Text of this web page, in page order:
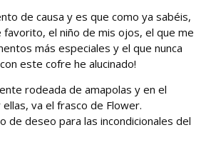
de causa y es que como ya sabéis,
el niño de mis ojos, el que me
más especiales y el que nunca
este cofre he alucinado!
rodeada de amapolas y en el
va el frasco de Flower.
de deseo para las incondicionales del